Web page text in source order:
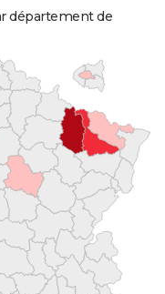
département de